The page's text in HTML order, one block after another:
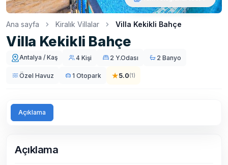
Ana sayfa Kiralık Villalar Villa Kekikli Bahçe
Villa Kekikli Bahçe
Antalya / Kaş 4 Kişi 2 Y.Odası 2 Banyo
Özel Havuz 1 Otopark ★5.0(1)
Açıklama
Açıklama